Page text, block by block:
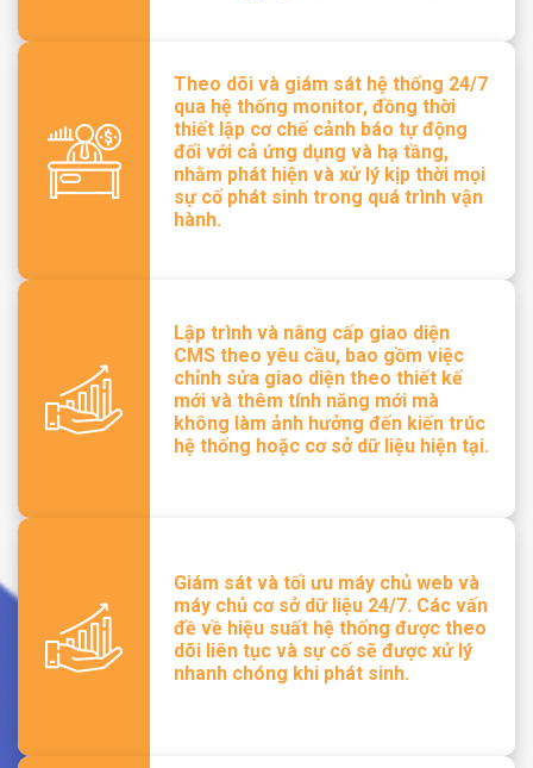
Theo dõi và giám sát hệ thống 24/7
qua hệ thống monitor, đồng thời
thiết lập cơ chế cảnh báo tự động
đối với cả ứng dụng và hạ tầng,
nhằm phát hiện và xử lý kịp thời mọi
sự cố phát sinh trong quá trình vận
hành.
Lập trình và nâng cấp giao diện
CMS theo yêu cầu, bao gồm việc
chỉnh sửa giao diện theo thiết kế
mới và thêm tính năng mới mà
không làm ảnh hưởng đến kiến trúc
hệ thống hoặc cơ sở dữ liệu hiện tại.
Giám sát và tối ưu máy chủ web và
máy chủ cơ sở dữ liệu 24/7. Các vấn
đề về hiệu suất hệ thống được theo
dõi liên tục và sự cố sẽ được xử lý
nhanh chóng khi phát sinh.